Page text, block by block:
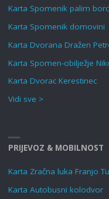
Karta Spomenik palim
Karta Spomenik domovini
Karta Dvorana Dražen
Karta Spomen-obilježje
Karta Dvorac Kerestinec
Vidi sve >
PRIJEVOZ & MOBILNOST
Karta Zračna luka Franjo
Karta Autobusni kolodvor